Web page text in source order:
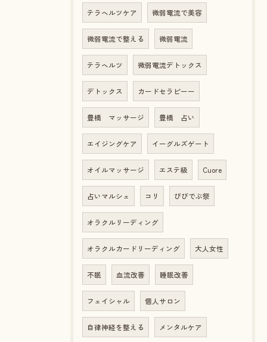
テラヘルツケア 微弱電流で美容
微弱電流で整える 微弱電流
テラヘルツ 微弱電流デトックス
デトックス カードセラピーー
豊橋 マッサージ 豊橋 占い
エイジングケア イーグルズゲート
オイルマッサージ エステ級 Cuore
占いマルシェ コリ びびでぶ祭
オラクルリーディング
オラクルカードリーディング 大人女性
不眠 血流改善 睡眠改善
フェイシャル 個人サロン
自律神経を整える メンタルケア